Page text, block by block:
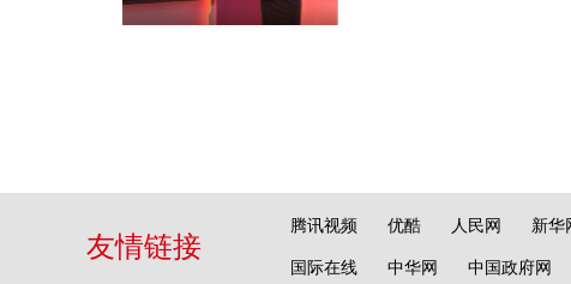
友情链接
腾讯视频 优酷 人民网 新华
国际在线 中华网 中国政府网